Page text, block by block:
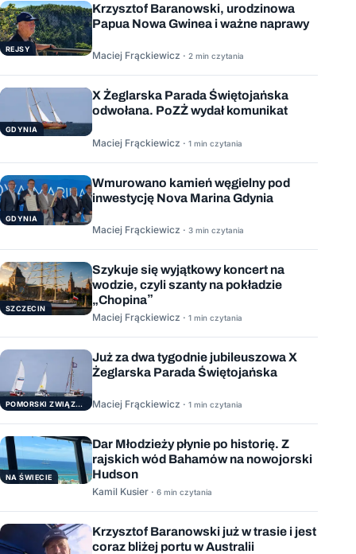
REJSY
Krzysztof Baranowski, urodzinowa
Papua Nowa Gwinea i ważne naprawy
Maciej Frąckiewicz · 2 min czytania
GDYNIA
X Żeglarska Parada Świętojańska
odwołana. PoZŻ wydał komunikat
Maciej Frąckiewicz · 1 min czytania
GDYNIA
Wmurowano kamień węgielny pod
inwestycję Nova Marina Gdynia
Maciej Frąckiewicz · 3 min czytania
SZCZECIN
Szykuje się wyjątkowy koncert na
wodzie, czyli szanty na pokładzie
„Chopina”
Maciej Frąckiewicz · 1 min czytania
POMORSKI ZWIĄZEK ŻEGLARSKI
Już za dwa tygodnie jubileuszowa X
Żeglarska Parada Świętojańska
Maciej Frąckiewicz · 1 min czytania
NA ŚWIECIE
Dar Młodzieży płynie po historię. Z
rajskich wód Bahamów na nowojorski
Hudson
Kamil Kusier · 6 min czytania
Krzysztof Baranowski już w trasie i jest
coraz bliżej portu w Australii